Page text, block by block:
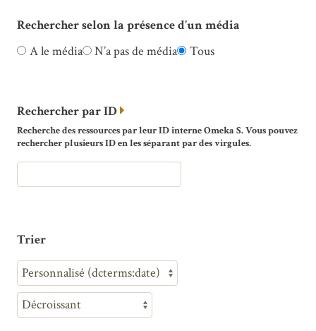
Rechercher selon la présence d’un média
A le média
N’a pas de média Tous
Rechercher par ID
Recherche des ressources par leur ID interne Omeka S. Vous pouvez
rechercher plusieurs ID en les séparant par des virgules.
Trier